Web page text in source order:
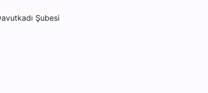
Şubesi